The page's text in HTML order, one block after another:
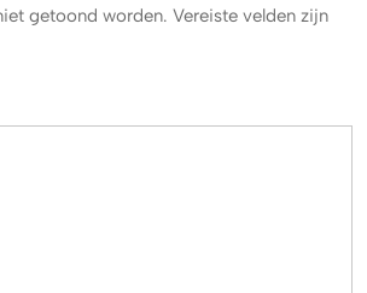
getoond worden. Vereiste velden zijn